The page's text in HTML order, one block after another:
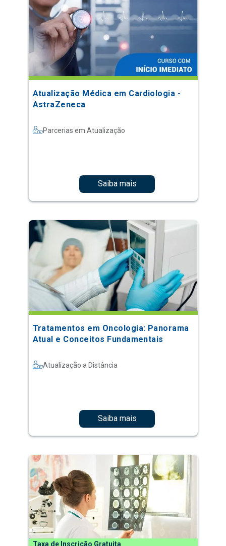
Atualização Médica em Cardiologia -
AstraZeneca
Parcerias em Atualização
Saiba mais
Tratamentos em Oncologia: Panorama
Atual e Conceitos Fundamentais
Atualização a Distância
Saiba mais
Taxa de Inscrição Gratuita